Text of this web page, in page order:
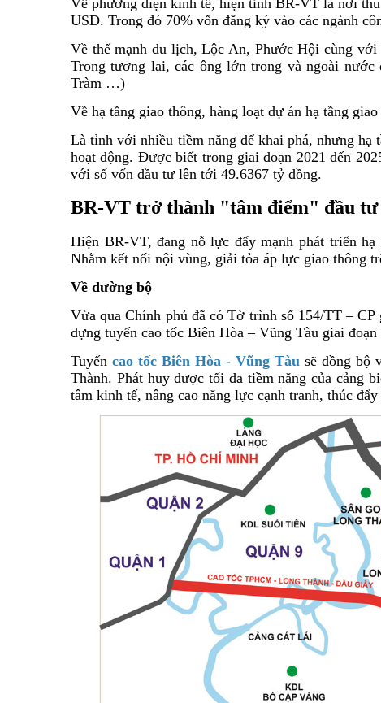
Về phương diện kinh tế, hiện tỉnh BR-VT là nơi
USD. Trong đó 70% vốn đăng ký vào các ngành
Về thế mạnh du lịch, Lộc An, Phước Hội cùng
Trong tương lai, các ông lớn trong và ngoài
Tràm …)
Về hạ tầng giao thông, hàng loạt dự án hạ tầng
Là tỉnh với nhiều tiềm năng để khai phá, nhưng
hoạt động. Được biết trong giai đoạn 2021 đến
với số vốn đầu tư lên tới 49.6367 tỷ đồng.
BR-VT trở thành "tâm điểm" đầu tư
Hiện BR-VT, đang nỗ lực đẩy mạnh phát triển
Nhằm kết nối nội vùng, giải tỏa áp lực giao thông
Về đường bộ
Vừa qua Chính phủ đã có Tờ trình số 154/TT –
dựng tuyến cao tốc Biên Hòa – Vũng Tàu giai đoạn
Tuyếncao tốc Biên Hòa - Vũng Tàusẽ đồng bộ
Thành. Phát huy được tối đa tiềm năng của cảng
tâm kinh tế, nâng cao năng lực cạnh tranh, thúc